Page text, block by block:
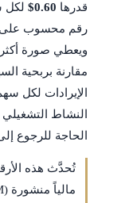
قدرها $0.60لكل
رقم محسوب على
ويعطي صورة أكثر
مقارنة بربحية
الإيرادات لكل
النشاط
الحاجة للرجوع
تُحدَّث هذه